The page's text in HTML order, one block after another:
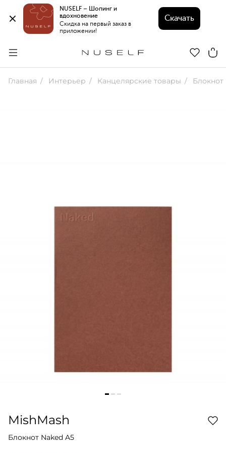
NUSELF – Шопинг и
вдохновение
Скидка на первый заказ в
приложении!
Скачать
Главная Интерьер Канцелярские товары Блокнот
MishMash
Блокнот Naked A5